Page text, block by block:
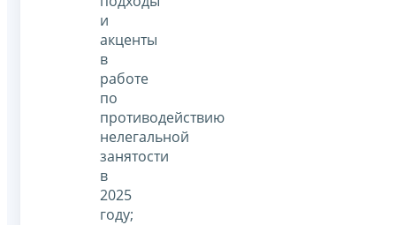
и
акценты
в
работе
по
противодействию
нелегальной
занятости
в
2025
году;